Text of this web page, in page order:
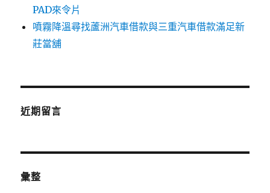
PAD來令片
噴霧降溫尋找蘆洲汽車借款與三重汽車借款滿足新
莊當舖
近期留言
彙整